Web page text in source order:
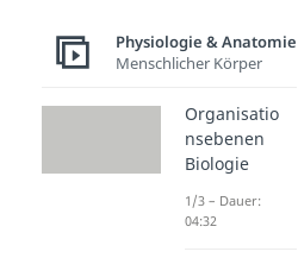
Physiologie & Anatomie
Menschlicher Körper
Organisatio
nsebenen
Biologie
1/3 – Dauer:
04:32